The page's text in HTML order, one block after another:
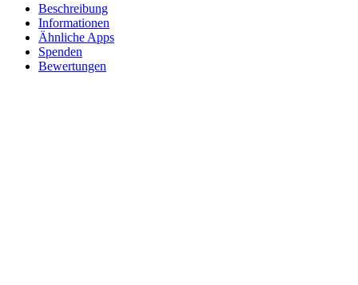
Beschreibung
Informationen
Ähnliche Apps
Spenden
Bewertungen